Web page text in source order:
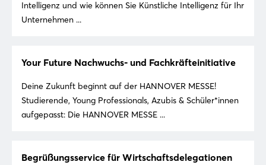
Intelligenz und wie können Sie Künstliche Intelligenz für Ihr
Unternehmen ...
Your Future Nachwuchs- und Fachkräfteinitiative
Deine Zukunft beginnt auf der HANNOVER MESSE!
Studierende, Young Professionals, Azubis & Schüler*innen
aufgepasst: Die HANNOVER MESSE ...
Begrüßungsservice für Wirtschaftsdelegationen
Login
Passwort vergessen?